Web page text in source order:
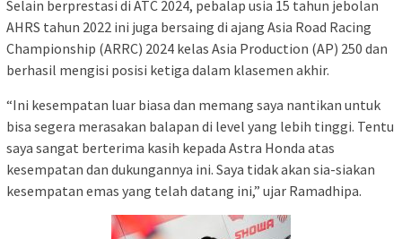
Selain berprestasi di ATC 2024, pebalap usia 15 tahun jebolan
AHRS tahun 2022 ini juga bersaing di ajang Asia Road Racing
Championship (ARRC) 2024 kelas Asia Production (AP) 250 dan
berhasil mengisi posisi ketiga dalam klasemen akhir.
“Ini kesempatan luar biasa dan memang saya nantikan untuk
bisa segera merasakan balapan di level yang lebih tinggi. Tentu
saya sangat berterima kasih kepada Astra Honda atas
kesempatan dan dukungannya ini. Saya tidak akan sia-siakan
kesempatan emas yang telah datang ini,” ujar Ramadhipa.